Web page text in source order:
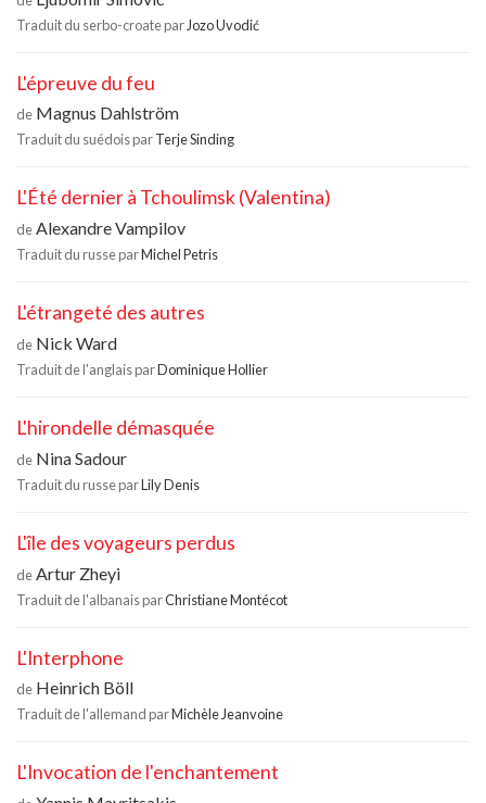
Traduit du serbo-croate par Jozo Uvodić
L'épreuve du feu
de Magnus Dahlström
Traduit du suédois parTerje Sinding
L'Été dernier à Tchoulimsk (Valentina)
deAlexandre Vampilov
Traduit du russe parMichel Petris
L'étrangeté des autres
de Nick Ward
Traduit de l'anglais parDominique Hollier
L'hirondelle démasquée
de Nina Sadour
Traduit du russe parLily Denis
L'île des voyageurs perdus
de Artur Zheyi
Traduit de l'albanais parChristiane Montécot
L'Interphone
de Heinrich Böll
Traduit de l'allemand parMichèle Jeanvoine
L'Invocation de l'enchantement